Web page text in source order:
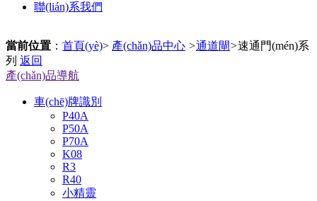
聯(lián)系我們
當前位置 ： 首頁(yè)> 產(chǎn)品中心 >通道閘>速通門(mén)系
列 返回
產(chǎn)品導航
車(chē)牌識別
P40A
P50A
P70A
K08
R3
R40
小精靈